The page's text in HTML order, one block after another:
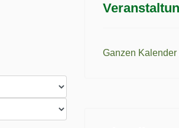
Ganzen Kalender